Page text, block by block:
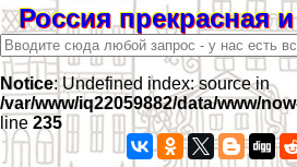
Россия
Notice: Undefined index: source in
/var/www/iq22059882/data/www/
line 235